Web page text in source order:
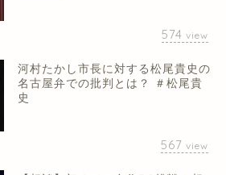
574 view
河村たかし市長に対する松尾貴史の
名古屋弁での批判とは？ ＃松尾貴
史
567 view